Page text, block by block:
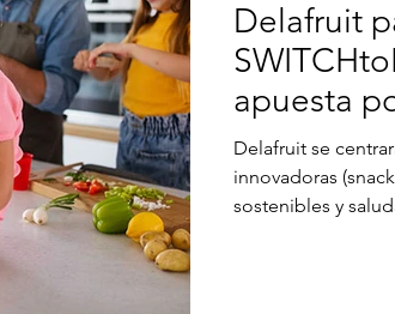
Delafruit
apuesta
y
Delafruit se
innovadoras
sostenibles y